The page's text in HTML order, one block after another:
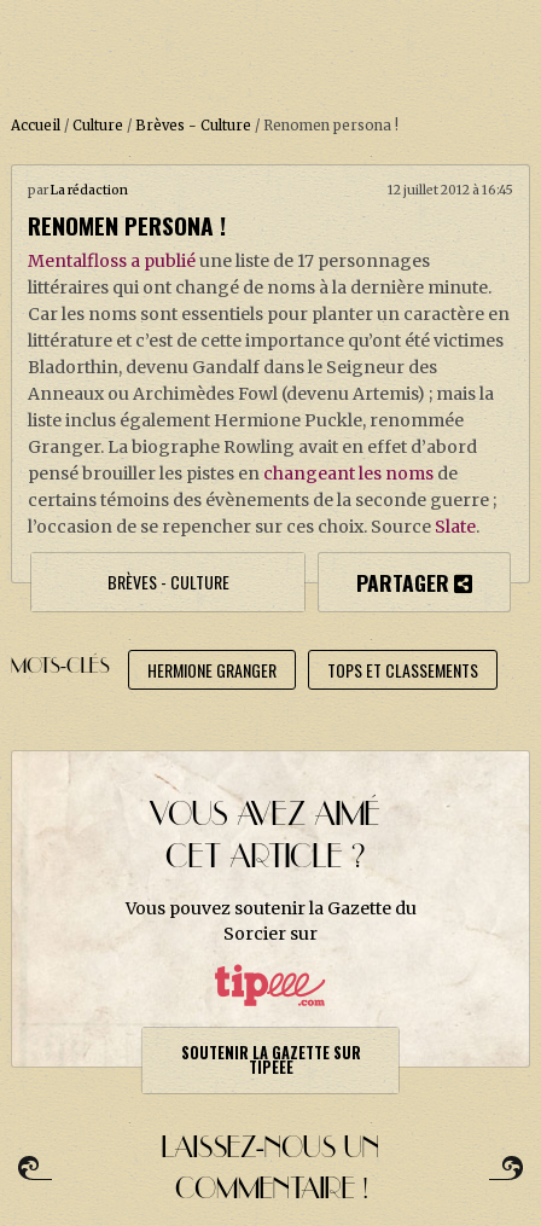
ACCUEIL
À PROPOS
SOUTENEZ-NOUS !
LA SÉRIE HARRY POTTER (REBOOT)
HARRY POTTER : LIVRES
BIOPICS DE HARRY POTTER
LES ANIMAUX FANTASTIQUES
J. K. ROWLING
ARTISANAT MOLDU
LES GRANDS ARTICLES DE LA GAZETTE
Accueil/ Culture / Brèves - Culture / Renomen persona !
parLa rédaction 12 juillet 2012 à 16:45
RENOMEN PERSONA !
Mentalfloss a publiéune liste de 17 personnages
littéraires qui ont changé de noms à la dernière minute.
Car les noms sont essentiels pour planter un caractère en
littérature et c’est de cette importance qu’ont été victimes
Bladorthin, devenu Gandalf dans le Seigneur des
Anneaux ou Archimèdes Fowl (devenu Artemis) ; mais la
liste inclus également Hermione Puckle, renommée
Granger. La biographe Rowling avait en effet d’abord
pensé brouiller les pistes en changeant les nomsde
certains témoins des évènements de la seconde guerre ;
l’occasion de se repencher sur ces choix. Source Slate.
BRÈVES - CULTURE PARTAGER
MOTS-CLÉS HERMIONE GRANGER TOPS ET CLASSEMENTS
VOUS AVEZ AIMÉ
CET ARTICLE ?
Vous pouvez soutenir la Gazette du
Sorcier sur
SOUTENIR LA GAZETTE SUR
TIPEEE
LAISSEZ-NOUS UN
COMMENTAIRE !